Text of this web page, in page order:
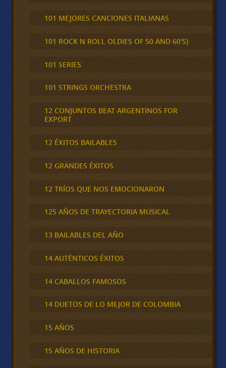
101 MEJORES CANCIONES ITALIANAS
101 ROCK N ROLL OLDIES OF 50 AND 60'S}
101 SERIES
101 STRINGS ORCHESTRA
12 CONJUNTOS BEAT ARGENTINOS FOR
EXPORT
12 ÉXITOS BAILABLES
12 GRANDES ÉXITOS
12 TRÍOS QUE NOS EMOCIONARON
125 AÑOS DE TRAYECTORIA MUSICAL
13 BAILABLES DEL AÑO
14 AUTÉNTICOS ÉXITOS
14 CABALLOS FAMOSOS
14 DUETOS DE LO MEJOR DE COLOMBIA
15 AÑOS
15 AÑOS DE HISTORIA